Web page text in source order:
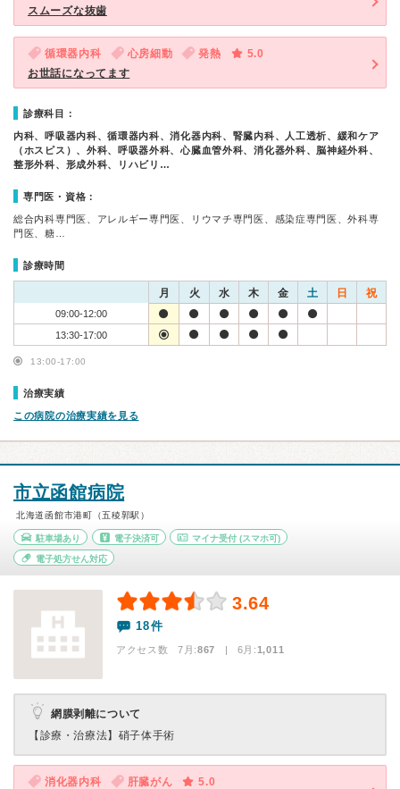
スムーズな抜歯
循環器内科 心房細動 発熱
5.0
お世話になってます
診療科目：
内科、呼吸器内科、循環器内科、消化器内科、腎臓内科、人工透析、緩和ケア
（ホスピス）、外科、呼吸器外科、心臓血管外科、消化器外科、脳神経外科、
整形外科、形成外科、リハビリ…
専門医・資格：
総合内科専門医、アレルギー専門医、リウマチ専門医、感染症専門医、外科専
門医、糖…
診療時間
月 火 水 木 金 土 日 祝
09:00-12:00
13:30-17:00
13:00-17:00
治療実績
この病院の治療実績を見る
市立函館病院
北海道函館市港町（五稜郭駅）
駐車場あり 電子決済可 マイナ受付 (スマホ可)
電子処方せん対応
3.64
18件
アクセス数 7月:867 | 6月:1,011
網膜剥離について
【診療・治療法】 硝子体手術
消化器内科 肝臓がん
5.0